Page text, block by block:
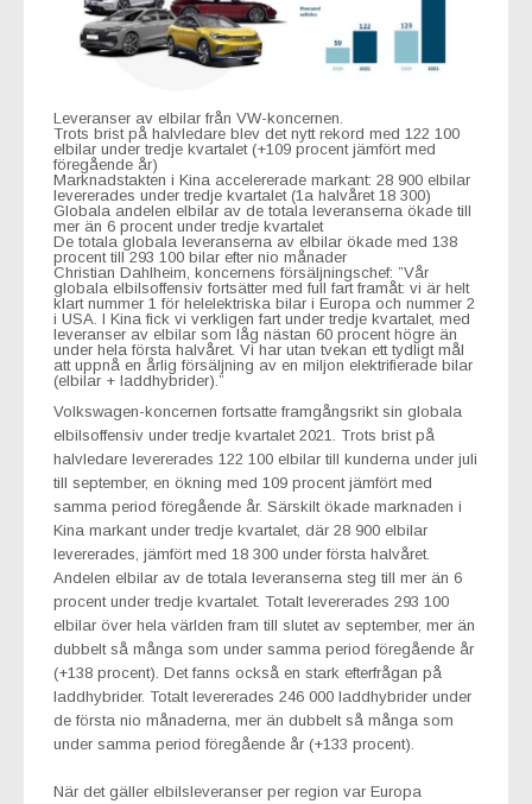
Leveranser av elbilar från VW-koncernen.
Trots brist på halvledare blev det nytt rekord med 122 100
elbilar under tredje kvartalet (+109 procent jämfört med
föregående år)
Marknadstakten i Kina accelererade markant: 28 900 elbilar
levererades under tredje kvartalet (1a halvåret 18 300)
Globala andelen elbilar av de totala leveranserna ökade till
mer än 6 procent under tredje kvartalet
De totala globala leveranserna av elbilar ökade med 138
procent till 293 100 bilar efter nio månader
Christian Dahlheim, koncernens försäljningschef: ”Vår
globala elbilsoffensiv fortsätter med full fart framåt: vi är helt
klart nummer 1 för helelektriska bilar i Europa och nummer 2
i USA. I Kina fick vi verkligen fart under tredje kvartalet, med
leveranser av elbilar som låg nästan 60 procent högre än
under hela första halvåret. Vi har utan tvekan ett tydligt mål
att uppnå en årlig försäljning av en miljon elektrifierade bilar
(elbilar + laddhybrider).”
Volkswagen-koncernen fortsatte framgångsrikt sin globala
elbilsoffensiv under tredje kvartalet 2021. Trots brist på
halvledare levererades 122 100 elbilar till kunderna under juli
till september, en ökning med 109 procent jämfört med
samma period föregående år. Särskilt ökade marknaden i
Kina markant under tredje kvartalet, där 28 900 elbilar
levererades, jämfört med 18 300 under första halvåret.
Andelen elbilar av de totala leveranserna steg till mer än 6
procent under tredje kvartalet. Totalt levererades 293 100
elbilar över hela världen fram till slutet av september, mer än
dubbelt så många som under samma period föregående år
(+138 procent). Det fanns också en stark efterfrågan på
laddhybrider. Totalt levererades 246 000 laddhybrider under
de första nio månaderna, mer än dubbelt så många som
under samma period föregående år (+133 procent).
När det gäller elbilsleveranser per region var Europa